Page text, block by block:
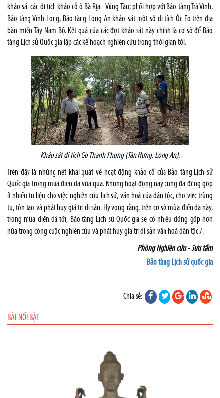
khảo sát các di tích khảo cổ ở Bà Rịa - Vũng Tàu; phối hợp với Bảo tàng Trà Vinh,
Bảo tàng Vĩnh Long, Bảo tàng Long An khảo sát một số di tích Óc Eo trên địa
bàn miền Tây Nam Bộ. Kết quả của các đợt khảo sát này chính là cơ sở để Bảo
tàng Lịch sử Quốc gia lập các kế hoạch nghiên cứu trong thời gian tới.
Khảo sát di tích Gò Thanh Phong (Tân Hưng, Long An).
Trên đây là những nét khái quát về hoạt động khảo cổ của Bảo tàng Lịch sử
Quốc gia trong mùa điền dã vừa qua. Những hoạt động này cũng đã đóng góp
ít nhiều tư liệu cho việc nghiên cứu lịch sử, văn hoá của dân tộc, cho việc trùng
tu, tôn tạo và phát huy giá trị di sản. Hy vọng rằng, trên cơ sở mùa điền dã này,
trong mùa điền dã tới, Bảo tàng Lịch sử Quốc gia sẽ có nhiều đóng góp hơn
nữa trong công cuộc nghiên cứu và phát huy giá trị di sản văn hoá dân tộc./.
Phòng Nghiên cứu - Sưu tầm
Bảo tàng Lịch sử quốc gia
Chia sẻ:
BÀI NỔI BẬT